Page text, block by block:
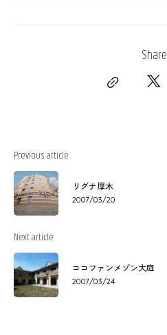
Share
Previous article
リグナ厚木
2007/03/20
Next article
ココファンメゾン大庭
2007/03/24